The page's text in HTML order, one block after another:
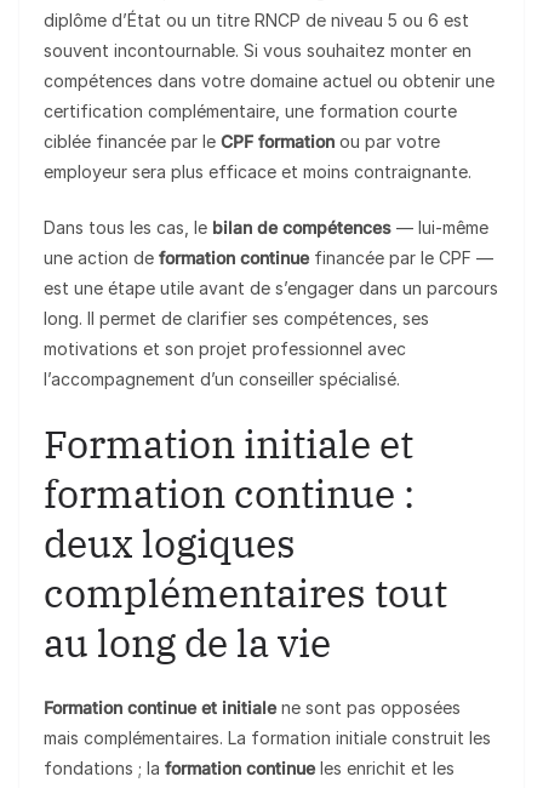
diplôme d’État ou un titre RNCP de niveau 5 ou 6 est
souvent incontournable. Si vous souhaitez monter en
compétences dans votre domaine actuel ou obtenir une
certification complémentaire, une formation courte
ciblée financée par le CPF formation ou par votre
employeur sera plus efficace et moins contraignante.
Dans tous les cas, le bilan de compétences — lui-même
une action de formation continuefinancée par le CPF —
est une étape utile avant de s’engager dans un parcours
long. Il permet de clarifier ses compétences, ses
motivations et son projet professionnel avec
l’accompagnement d’un conseiller spécialisé.
Formation initiale et
formation continue :
deux logiques
complémentaires tout
au long de la vie
Formation continue et initialene sont pas opposées
mais complémentaires. La formation initiale construit les
fondations ; la formation continueles enrichit et les